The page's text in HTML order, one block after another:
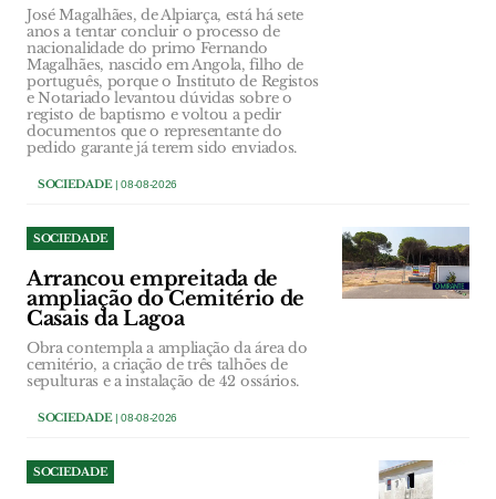
José Magalhães, de Alpiarça, está há sete
anos a tentar concluir o processo de
nacionalidade do primo Fernando
Magalhães, nascido em Angola, filho de
português, porque o Instituto de Registos
e Notariado levantou dúvidas sobre o
registo de baptismo e voltou a pedir
documentos que o representante do
pedido garante já terem sido enviados.
SOCIEDADE| 08-08-2026
SOCIEDADE
Arrancou empreitada de
ampliação do Cemitério de
Casais da Lagoa
Obra contempla a ampliação da área do
cemitério, a criação de três talhões de
sepulturas e a instalação de 42 ossários.
SOCIEDADE| 08-08-2026
SOCIEDADE